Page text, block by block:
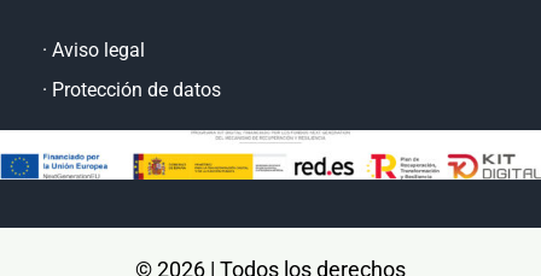
· Aviso legal
· Protección de datos
© 2026 | Todos los derechos